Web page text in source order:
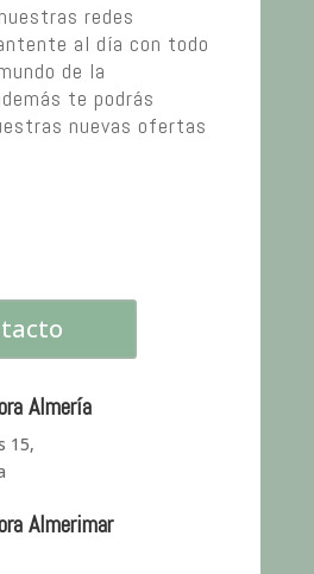
redes
al día con todo
de la
te podrás
nuevas ofertas
Almería
15,
Almerimar